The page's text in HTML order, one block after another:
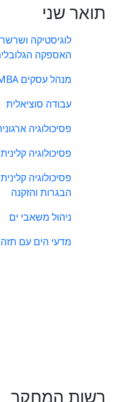
תואר שני
לוגיסטיקה
האספקה
מנהל עסקים MBA
עבודה סוציאלית
פסיכולוגיה
פסיכולוגיה
פסיכולוגיה
הבגרות והזקנה
ניהול משאבי ים
מדעי הים עם תזה MSC
רשות המחקר